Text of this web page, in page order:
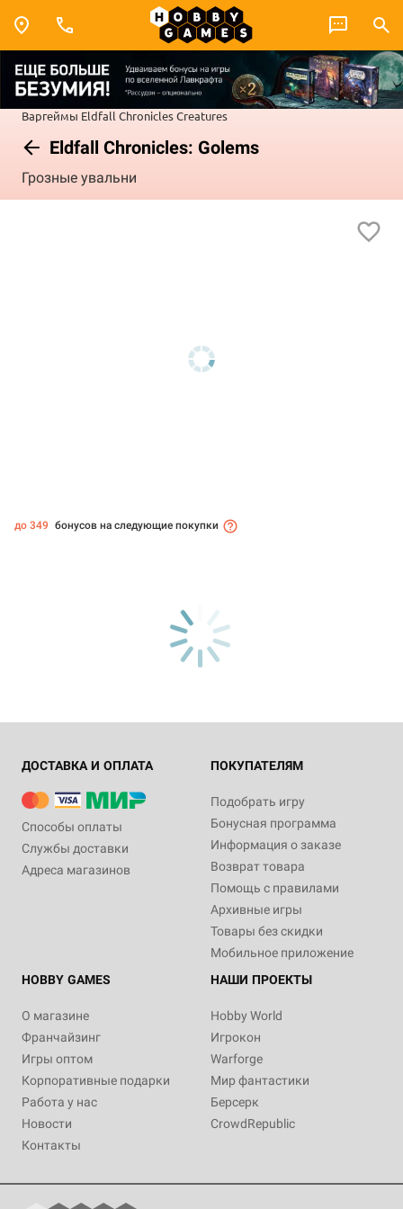
Варгеймы Eldfall ChroniclesCreatures
Eldfall Chronicles: Golems
Грозные увальни
до 349 бонусов на следующие покупки
ДОСТАВКА И ОПЛАТА
Способы оплаты
Службы доставки
Адреса магазинов
ПОКУПАТЕЛЯМ
Подобрать игру
Бонусная программа
Информация о заказе
Возврат товара
Помощь с правилами
Архивные игры
Товары без скидки
Мобильное приложение
HOBBY GAMES
О магазине
Франчайзинг
Игры оптом
Корпоративные подарки
Работа у нас
Новости
Контакты
НАШИ ПРОЕКТЫ
Hobby World
Игрокон
Warforge
Мир фантастики
Берсерк
CrowdRepublic